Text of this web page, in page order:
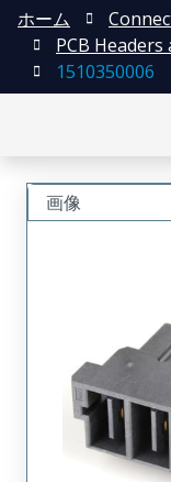
ホーム
PCB Headers
1510350006
画像